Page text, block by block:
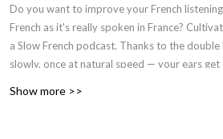
Do you want to improve your French
French as it's really spoken in France?
a Slow French podcast. Thanks to the
slowly, once at natural speed — your ears
Show more >>